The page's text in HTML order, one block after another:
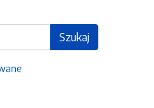
Szukaj